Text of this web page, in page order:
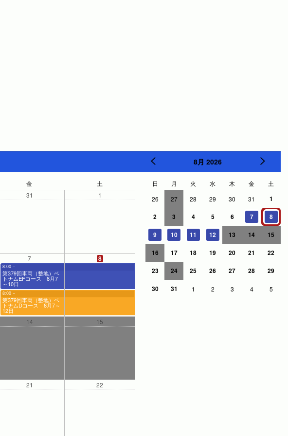
8月 2026
日 月 火 水 木 金
土
26
27 28 29 30 31 1
2 3 4 5 6 7 8
9 10 11 12 13 14 15
16 17 18 19 20 21 22
23 24 25 26 27 28 29
30 31 1 2 3 4 5
金
土
31 1
7
8:00 −
第379回車両（整地）ベ
トナムEFコース 8月7
～10日
8:00 −
第379回車両（整地）ベ
トナムDコース 8月7～
12日
8
14 15
21 22